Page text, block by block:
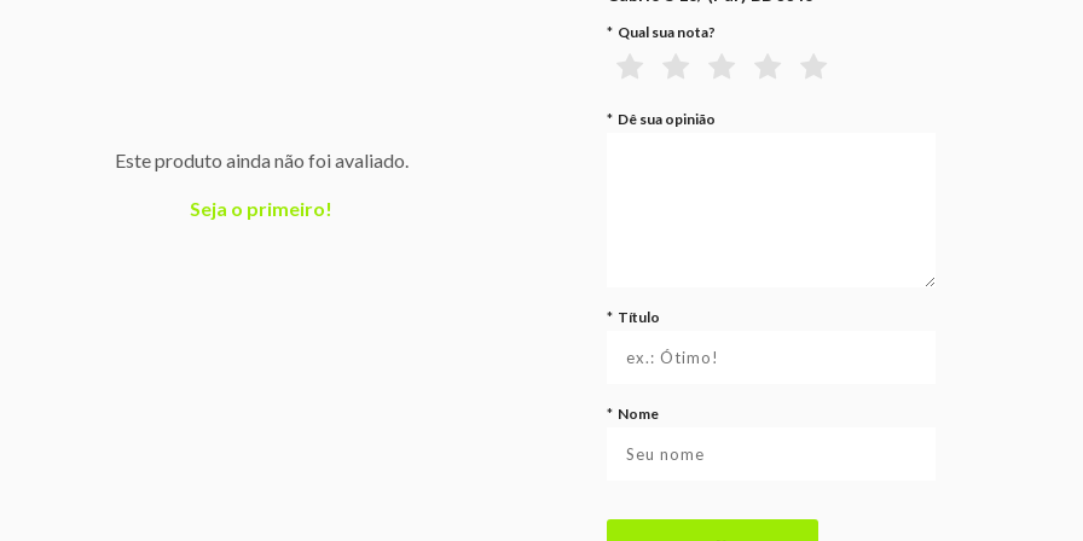
Este produto ainda não foi avaliado.
Seja o primeiro!
* Qual sua nota?
* Dê sua opinião
* Título
* Nome